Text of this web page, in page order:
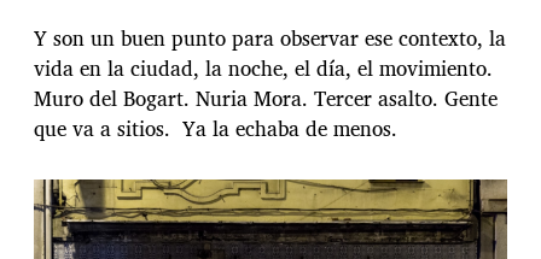
Y son un buen punto para observar ese contexto, la
vida en la ciudad, la noche, el día, el movimiento.
Muro del Bogart. Nuria Mora. Tercer asalto. Gente
que va a sitios. Ya la echaba de menos.